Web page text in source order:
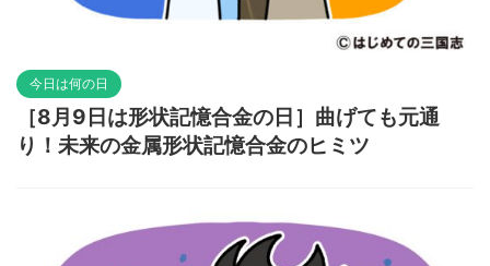
今日は何の日
［8月9日は形状記憶合金の日］曲げても元通
り！未来の金属形状記憶合金のヒミツ